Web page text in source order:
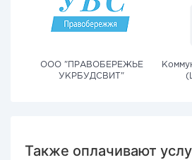
ООО "ПРАВОБЕРЕЖЬЕ
УКРБУДСВИТ"
Также оплачивают